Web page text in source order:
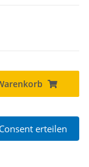
Consent erteilen